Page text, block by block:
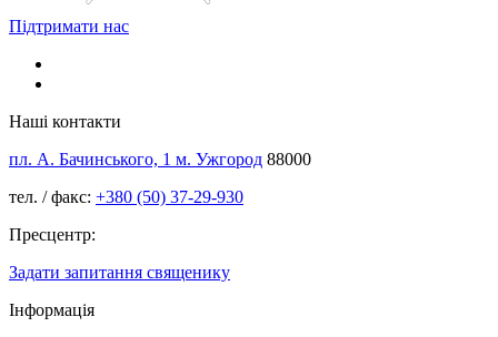
Підтримати нас
Наші контакти
пл. А. Бачинського, 1 м. Ужгород 88000
тел. / факс: +380 (50) 37-29-930
Пресцентр:
Задати запитання священику
Інформація